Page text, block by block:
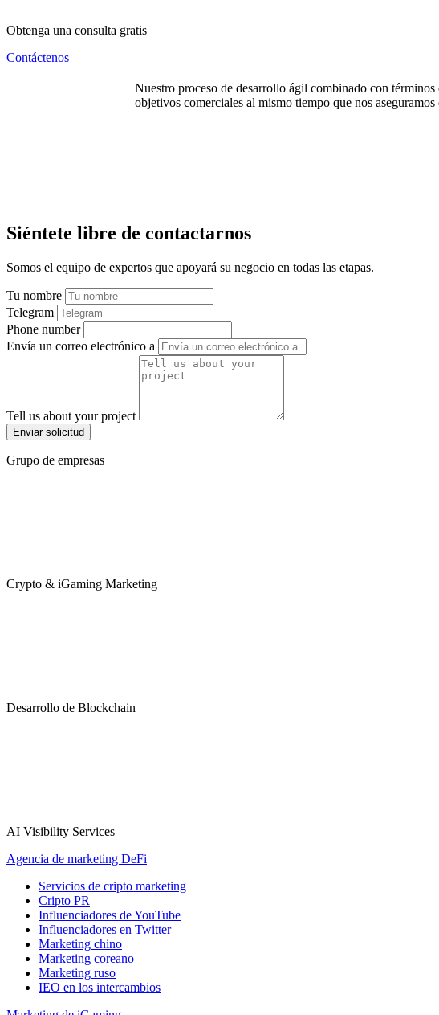
Obtenga una consulta gratis
Contáctenos
Nuestro proceso de desarrollo ágil combinado con
objetivos comerciales al mismo tiempo que nos
Siéntete libre de contactarnos
Somos el equipo de expertos que apoyará su negocio en todas las etapas.
Tu nombre
Telegram
Phone number
Envía un correo electrónico a
Tell us about your project
Enviar solicitud
Grupo de empresas
Crypto & iGaming Marketing
Desarrollo de Blockchain
AI Visibility Services
Agencia de marketing DeFi
Servicios de cripto marketing
Cripto PR
Influenciadores de YouTube
Influenciadores en Twitter
Marketing chino
Marketing coreano
Marketing ruso
IEO en los intercambios